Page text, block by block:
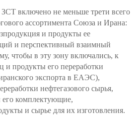
включено не меньше трети всего
ассортимента Союза и Ирана:
и продукты ее
и перспективный взаимный
чтобы в эту зону включались, к
и продукты его переработки
экспорта в ЕАЭС),
нефтегазового сырья,
его комплектующие,
и сырье для их изготовления.